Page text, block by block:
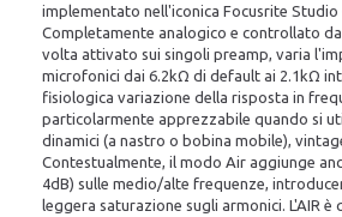
implementato nell'iconica Focusrite Studio
Completamente analogico e controllato
volta attivato sui singoli preamp, varia
microfonici dai 6.2kΩ di default ai 2.1kΩ
fisiologica variazione della risposta in
particolarmente apprezzabile quando si
dinamici (a nastro o bobina mobile),
Contestualmente, il modo Air aggiunge
4dB) sulle medio/alte frequenze,
leggera saturazione sugli armonici. L'AIR è